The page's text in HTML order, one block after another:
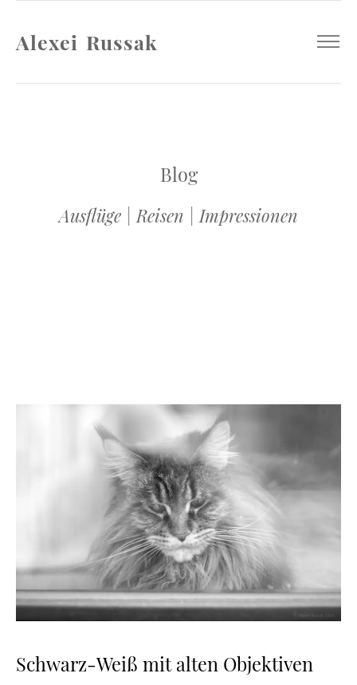
Alexei Russak
Blog
Ausflüge | Reisen | Impressionen
Schwarz-Weiß mit alten Objektiven